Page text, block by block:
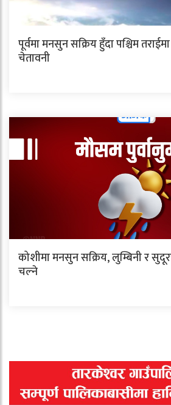
पूर्वमा मनसुन सक्रिय हुँदा पश्चिम
चेतावनी
कोशीमा मनसुन सक्रिय, लुम्बिनी र
चल्ने